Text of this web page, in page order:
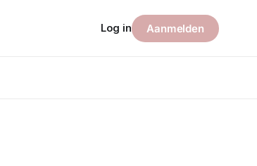
Log in Aanmelden